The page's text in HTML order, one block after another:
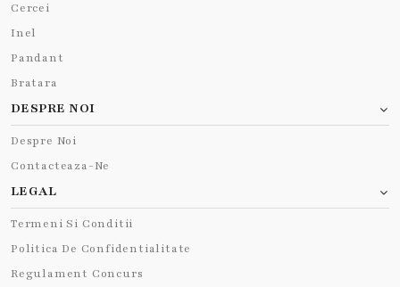
Cercei
Inel
Pandant
Bratara
DESPRE NOI
Despre Noi
Contacteaza-Ne
LEGAL
Termeni Si Conditii
Politica De Confidentialitate
Regulament Concurs